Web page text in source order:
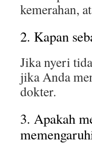
kemerahan,
2. Kapan
Jika nyeri
jika Anda
dokter.
3. Apakah